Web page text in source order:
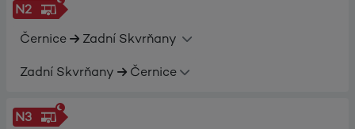
N2
Černice
Zadní Skvrňany
Zadní Skvrňany
Černice
N3